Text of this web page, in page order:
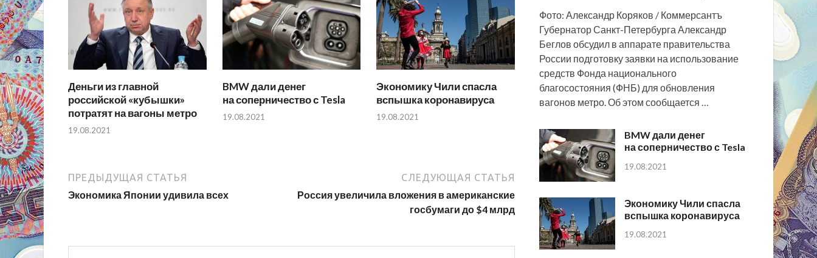
Деньги из главной
российской «кубышки»
потратят на вагоны метро
19.08.2021
BMW дали денег
на соперничество с Tesla
19.08.2021
Экономику Чили спасла
вспышка коронавируса
19.08.2021
ПРЕДЫДУЩАЯ СТАТЬЯ
Экономика Японии удивила всех
СЛЕДУЮЩАЯ СТАТЬЯ
Россия увеличила вложения в американские
госбумаги до $4 млрд
Фото: Александр Коряков / Коммерсантъ
Губернатор Санкт-Петербурга Александр
Беглов обсудил в аппарате правительства
России подготовку заявки на использование
средств Фонда национального
благосостояния (ФНБ) для обновления
вагонов метро. Об этом сообщается …
BMW дали денег
на соперничество с Tesla
19.08.2021
Экономику Чили спасла
вспышка коронавируса
19.08.2021